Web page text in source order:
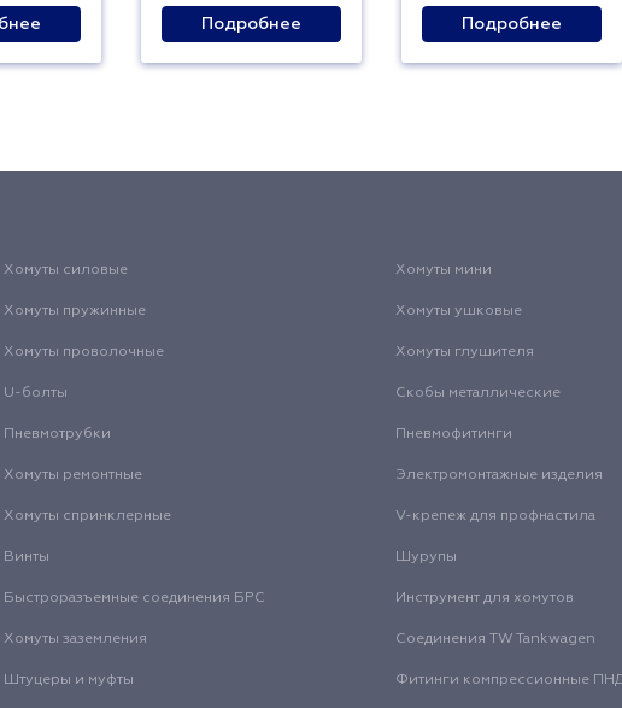
Подробнее Подробнее
Хомуты силовые Хомуты мини
Хомуты пружинные Хомуты ушковые
Хомуты проволочные Хомуты глушителя
U-болты Скобы металлические
Пневмотрубки Пневмофитинги
Хомуты ремонтные Электромонтажные изделия
Хомуты спринклерные V-крепеж для профнастила
Винты Шурупы
Быстроразъемные соединения БРС Инструмент для хомутов
Хомуты заземления Соединения TW Tankwagen
Штуцеры и муфты Фитинги компрессионные